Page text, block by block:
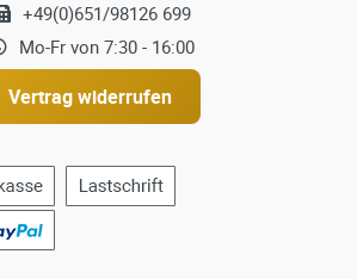
+49(0)651/98126 699
Mo-Fr von 7:30 - 16:00
Vertrag widerrufen